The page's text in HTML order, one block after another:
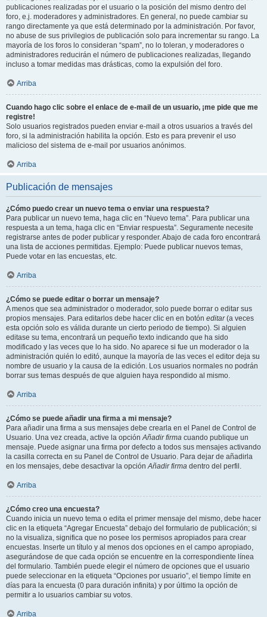
publicaciones realizadas por el usuario o la posición del mismo dentro del
foro, e.j. moderadores y administradores. En general, no puede cambiar su
rango directamente ya que está determinado por la administración. Por favor,
no abuse de sus privilegios de publicación solo para incrementar su rango. La
mayoría de los foros lo consideran “spam”, no lo toleran, y moderadores o
administradores reducirán el número de publicaciones realizadas, llegando
incluso a tomar medidas mas drásticas, como la expulsión del foro.
Arriba
Cuando hago clic sobre el enlace de e-mail de un usuario, ¡me pide que me
registre!
Solo usuarios registrados pueden enviar e-mail a otros usuarios a través del
foro, si la administración habilita la opción. Esto es para prevenir el uso
malicioso del sistema de e-mail por usuarios anónimos.
Arriba
Publicación de mensajes
¿Cómo puedo crear un nuevo tema o enviar una respuesta?
Para publicar un nuevo tema, haga clic en “Nuevo tema”. Para publicar una
respuesta a un tema, haga clic en “Enviar respuesta”. Seguramente necesite
registrarse antes de poder publicar y responder. Abajo de cada foro encontrará
una lista de acciones permitidas. Ejemplo: Puede publicar nuevos temas,
Puede votar en las encuestas, etc.
Arriba
¿Cómo se puede editar o borrar un mensaje?
A menos que sea administrador o moderador, solo puede borrar o editar sus
propios mensajes. Para editarlos debe hacer clic en en botón editar(a veces
esta opción solo es válida durante un cierto periodo de tiempo). Si alguien
editase su tema, encontrará un pequeño texto indicando que ha sido
modificado y las veces que lo ha sido. No aparece si fue un moderador o la
administración quién lo editó, aunque la mayoría de las veces el editor deja su
nombre de usuario y la causa de la edición. Los usuarios normales no podrán
borrar sus temas después de que alguien haya respondido al mismo.
Arriba
¿Cómo se puede añadir una firma a mi mensaje?
Para añadir una firma a sus mensajes debe crearla en el Panel de Control de
Usuario. Una vez creada, active la opciónAñadir firma cuando publique un
mensaje. Puede asignar una firma por defecto a todos sus mensajes activando
la casilla correcta en su Panel de Control de Usuario. Para dejar de añadirla
en los mensajes, debe desactivar la opciónAñadir firma dentro del perfil.
Arriba
¿Cómo creo una encuesta?
Cuando inicia un nuevo tema o edita el primer mensaje del mismo, debe hacer
clic en la etiqueta “Agregar Encuesta” debajo del formulario de publicación; si
no la visualiza, significa que no posee los permisos apropiados para crear
encuestas. Inserte un título y al menos dos opciones en el campo apropiado,
asegurándose de que cada opción se encuentre en la correspondiente línea
del formulario. También puede elegir el número de opciones que el usuario
puede seleccionar en la etiqueta “Opciones por usuario”, el tiempo límite en
días para la encuesta (0 para duración infinita) y por último la opción de
permitir a lo usuarios cambiar su votos.
Arriba